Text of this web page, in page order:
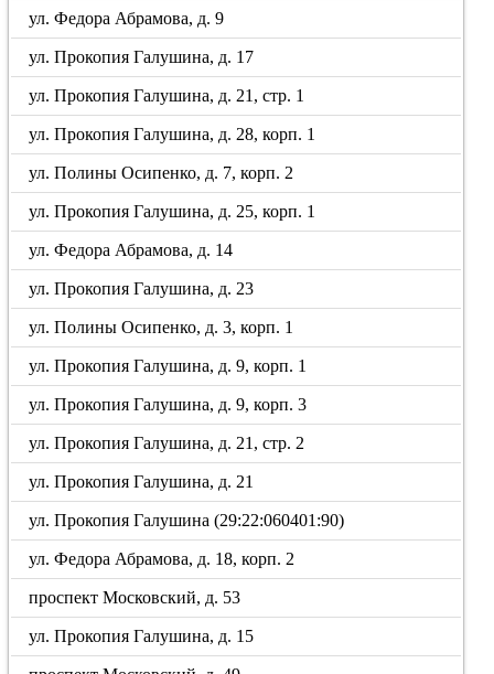
ул. Федора Абрамова, д. 9
ул. Прокопия Галушина, д. 17
ул. Прокопия Галушина, д. 21, стр. 1
ул. Прокопия Галушина, д. 28, корп. 1
ул. Полины Осипенко, д. 7, корп. 2
ул. Прокопия Галушина, д. 25, корп. 1
ул. Федора Абрамова, д. 14
ул. Прокопия Галушина, д. 23
ул. Полины Осипенко, д. 3, корп. 1
ул. Прокопия Галушина, д. 9, корп. 1
ул. Прокопия Галушина, д. 9, корп. 3
ул. Прокопия Галушина, д. 21, стр. 2
ул. Прокопия Галушина, д. 21
ул. Прокопия Галушина (29:22:060401:90)
ул. Федора Абрамова, д. 18, корп. 2
проспект Московский, д. 53
ул. Прокопия Галушина, д. 15